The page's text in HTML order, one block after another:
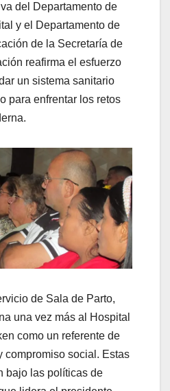
del Departamento de
y el Departamento de
de la Secretaría de
reafirma el esfuerzo
un sistema sanitario
para enfrentar los retos
de Sala de Parto,
una vez más al Hospital
como un referente de
compromiso social. Estas
bajo las políticas de